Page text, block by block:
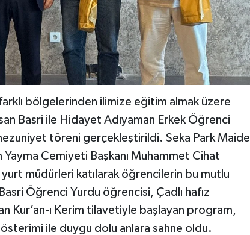
bölgelerinden ilimize eğitim almak üzere
Basri ile Hidayet Adıyaman Erkek Öğrenci
töreni gerçekleştirildi. Seka Park Maide
Cemiyeti Başkanı Muhammet Cihat
müdürleri katılarak öğrencilerin bu mutlu
Öğrenci Yurdu öğrencisi, Çadlı hafız
Kur’an-ı Kerim tilavetiyle başlayan program,
ile duygu dolu anlara sahne oldu.